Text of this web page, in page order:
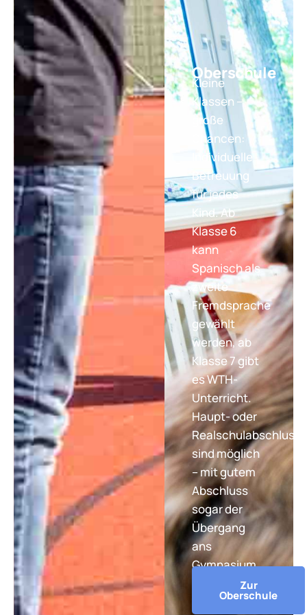
Oberschule
Kleine
Klassen –
große
Chancen:
Individuelle
Betreuung
für jedes
Kind. Ab
Klasse 6
kann
Spanisch als
zweite
Fremdsprache
gewählt
werden, ab
Klasse 7 gibt
es WTH-
Unterricht.
Haupt- oder
Realschulabschluss
sind möglich
– mit gutem
Abschluss
sogar der
Übergang
ans
Gymnasium.
Zur
Oberschule